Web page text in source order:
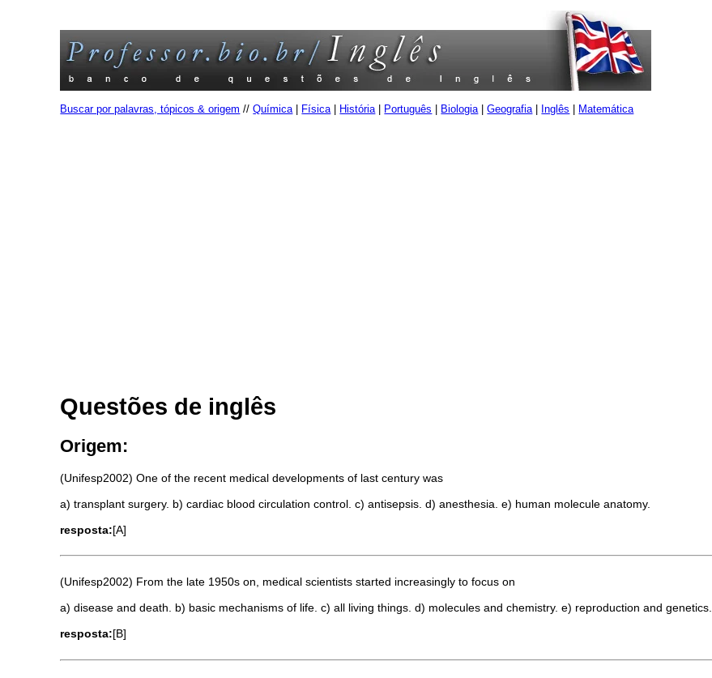
Buscar por palavras, tópicos & origem //Química| Física| História| Português Biologia|Geografia| Inglês Matemática
Questões de inglês
Origem:
(Unifesp2002) One of the recent medical developments of last century was
a) transplant surgery. b) cardiac blood circulation control. c) antisepsis. d) anesthesia. e) human molecule anatomy.
resposta:[A]
(Unifesp2002) From the late 1950s on, medical scientists started increasingly to focus on
a) disease and death. b) basic mechanisms of life. c) all living things. d) molecules and chemistry. e) reproduction and genetics.
resposta:[B]